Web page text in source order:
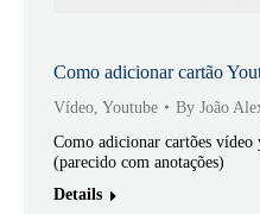
Como adicionar cartão
Vídeo Youtube By João
Como adicionar cartões vídeo
(parecido com anotações)
Details